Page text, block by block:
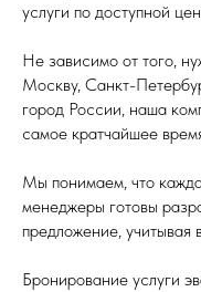
услуги по доступной
Не зависимо от того,
Москву, Санкт-
город России, наша
самое кратчайшее
Мы понимаем, что
менеджеры готовы
предложение, учитывая
Бронирование услуги